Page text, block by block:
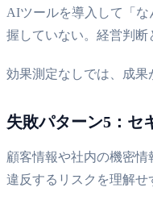
AIツールを導入して「
握していない。経営判断
効果測定なしでは、成果
失敗パターン5：セ
顧客情報や社内の機密
違反するリスクを理解せ